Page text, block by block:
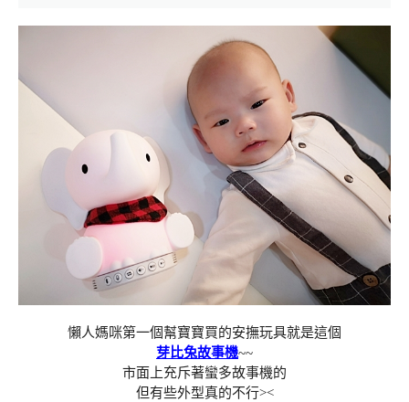
懶人媽咪第一個幫寶寶買的安撫玩具就是這個
芽比兔故事機~~
市面上充斥著蠻多故事機的
但有些外型真的不行><